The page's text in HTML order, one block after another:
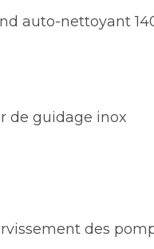
auto-nettoyant
de guidage inox
des